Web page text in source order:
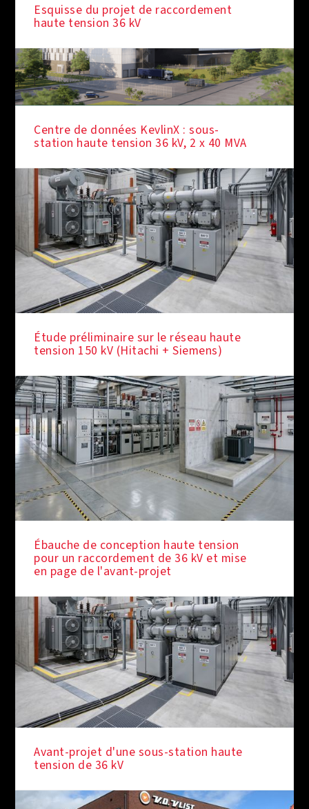
Esquisse du projet de raccordement
haute tension 36 kV
Centre de données KevlinX : sous-
station haute tension 36 kV, 2 x 40 MVA
Étude préliminaire sur le réseau haute
tension 150 kV (Hitachi + Siemens)
Ébauche de conception haute tension
pour un raccordement de 36 kV et mise
en page de l'avant-projet
Avant-projet d'une sous-station haute
tension de 36 kV